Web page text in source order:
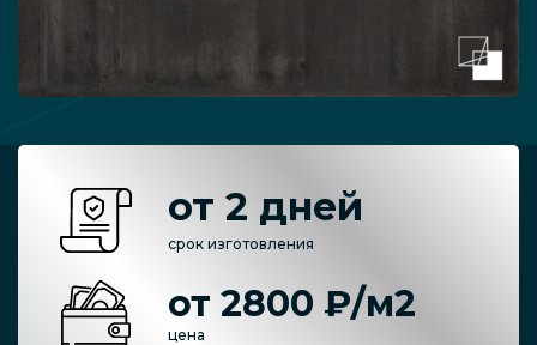
от 2 дней
срок изготовления
от 2800 ₽/м2
цена